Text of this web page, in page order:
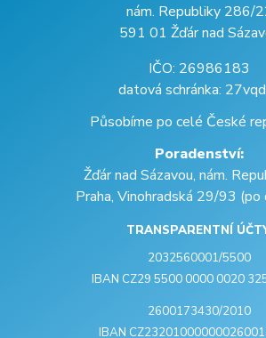
nám. Republiky 286/
591 01 Žďár nad
IČO: 26986183
datová schránka:
Působíme po celé České
Poradenství:
Žďár nad Sázavou, nám.
Praha, Vinohradská 29/93 (po
TRANSPARENTNÍ
2032560001/5500
IBAN CZ29 5500 0000 0020
2600173430/2010
IBAN